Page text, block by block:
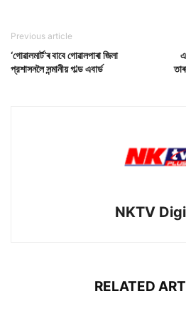
Previous article
‘গোৱালমাৰ্ট’ৰ বাবে গোৱালপাৰা জিলা
প্রশাসনলৈ সন্মানীয় গ’ল্ড এবার্ড
NKTV
RELATED